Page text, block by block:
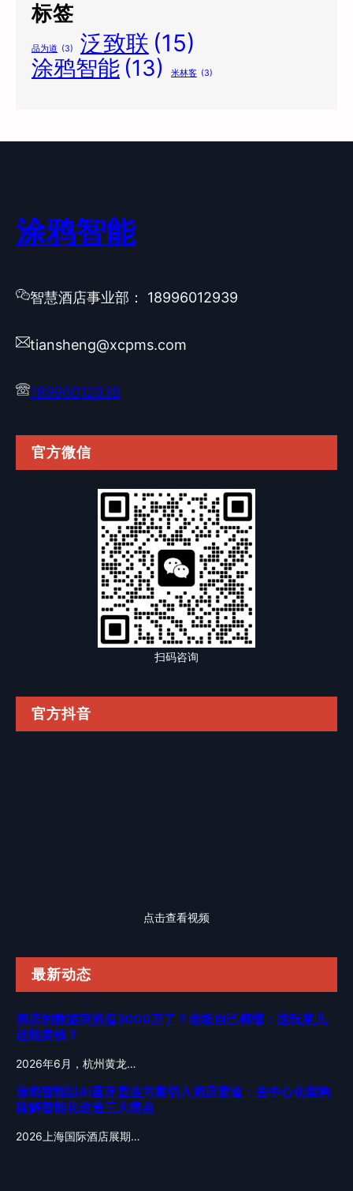
标签
品为道 (3) 泛致联 (15)
涂鸦智能 (13) 米林客 (3)
涂鸦智能
智慧酒店事业部： 18996012939
tiansheng@xcpms.com
18996012939
官方微信
扫码咨询
官方抖音
点击查看视频
最新动态
酒店的数据突然值3000万了？老板自己都懵：这玩意儿
还能卖钱？
2026年6月，杭州黄龙…
涂鸦智能以AI蓝牙直连方案切入酒店赛道：去中心化架构
破解智能化改造三大痛点
2026上海国际酒店展期…